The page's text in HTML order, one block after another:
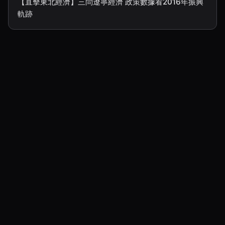
【直擊東北經濟】三問遼寧經濟 政策數據看2016年振興
軌跡